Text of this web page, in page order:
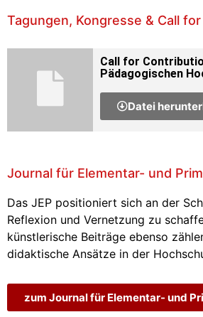
Tagungen, Kongresse & Call
Call for
Pädagogischen
Datei
Journal für Elementar- und
Das JEP positioniert sich an der
Reflexion und Vernetzung zu
künstlerische Beiträge ebenso
didaktische Ansätze in der
zum Journal für Elementar- und